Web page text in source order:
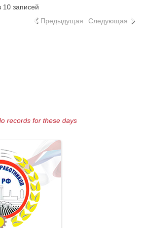
10 записей
Предыдущая
Следующая
records for these days